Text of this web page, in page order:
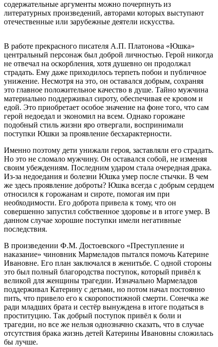
содержательные аргументы можно почерпнуть из
литературных произведений, авторами которых выступают
отечественные или зарубежные деятели искусства.
В работе прекрасного писателя А.П. Платонова «Юшка»
центральный персонаж был доброй личностью. Герой никогда
не отвечал на оскорбления, хотя душевно он продолжал
страдать. Ему даже приходилось терпеть побои и публичное
унижение. Несмотря на это, он оставался добрым, сохраняя
это главное положительное качество в душе. Тайно мужчина
материально поддерживал сироту, обеспечивая ее кровом и
едой. Это приобретает особое значение на фоне того, что сам
герой недоедал и экономил на всем. Однако горожане
подобный стиль жизни яро отвергали, воспринимали
поступки Юшки за проявление бесхарактерности.
Именно поэтому дети унижали героя, заставляли его страдать.
Но это не сломало мужчину. Он оставался собой, не изменяя
своим убеждениям. Последним ударом стала очередная драка.
Из-за недоедания и болезни Юшка умер после стычки. В чем
же здесь проявление доброты? Юшка всегда с добрым сердцем
относился к горожанам и сироте, помогая им при
необходимости. Его доброта привела к тому, что он
совершенно запустил собственное здоровье и в итоге умер. В
данном случае хорошие поступки имели негативные
последствия.
В произведении Ф.М. Достоевского «Преступление и
наказание» чиновник Мармеладов пытался помочь Катерине
Ивановне. Его план заключался в женитьбе. С одной стороны
это был полный благородства поступок, который привёл к
великой для женщины трагедии. Изначально Мармеладов
поддерживал Катерину с детьми, но потом начал постоянно
пить, что привело его к скоропостижной смерти. Сонечка же
ради младших брата и сестёр вынуждена в итоге податься в
проституцию. Так добрый поступок привёл к боли и
трагедии, но все же нельзя однозначно сказать, что в случае
отсутствия брака жизнь детей Катерины Ивановны сложилась
бы лучше.